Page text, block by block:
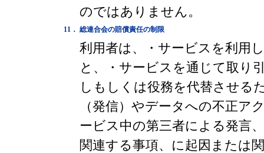
のではありません。
11． 総連合会の賠償責任の制限
利用者は、・サービスを利用
と、・サービスを通じて取り
しもしくは役務を代替させる
（発信）やデータへの不正ア
ービス中の第三者による発言
関連する事項、に起因または